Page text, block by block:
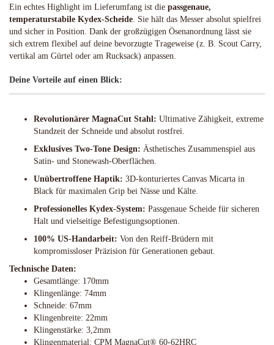
Ein echtes Highlight im Lieferumfang ist die passgenaue,
temperaturstabile Kydex-Scheide. Sie hält das Messer absolut spielfrei
und sicher in Position. Dank der großzügigen Ösenanordnung lässt sie
sich extrem flexibel auf deine bevorzugte Trageweise (z. B. Scout Carry,
vertikal am Gürtel oder am Rucksack) anpassen.
Deine Vorteile auf einen Blick:
Revolutionärer MagnaCut Stahl: Ultimative Zähigkeit, extreme
Standzeit der Schneide und absolut rostfrei.
Exklusives Two-Tone Design: Ästhetisches Zusammenspiel aus
Satin- und Stonewash-Oberflächen.
Unübertroffene Haptik: 3D-konturiertes Canvas Micarta in
Black für maximalen Grip bei Nässe und Kälte.
Professionelles Kydex-System: Passgenaue Scheide für sicheren
Halt und vielseitige Befestigungsoptionen.
100% US-Handarbeit: Von den Reiff-Brüdern mit
kompromissloser Präzision für Generationen gebaut.
Technische Daten:
Gesamtlänge: 170mm
Klingenlänge: 74mm
Schneide: 67mm
Klingenbreite: 22mm
Klingenstärke: 3,2mm
Klingenmaterial: CPM MagnaCut® 60-62HRC